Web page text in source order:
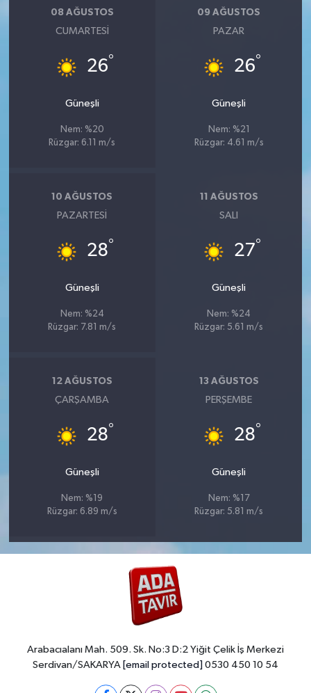
08 AĞUSTOS
CUMARTESI
26°
Güneşli
Nem: %20
Rüzgar: 6.11 m/s
09 AĞUSTOS
PAZAR
26°
Güneşli
Nem: %21
Rüzgar: 4.61 m/s
10 AĞUSTOS
PAZARTESI
28°
Güneşli
Nem: %24
Rüzgar: 7.81 m/s
11 AĞUSTOS
SALI
27°
Güneşli
Nem: %24
Rüzgar: 5.61 m/s
12 AĞUSTOS
ÇARŞAMBA
28°
Güneşli
Nem: %19
Rüzgar: 6.89 m/s
13 AĞUSTOS
PERŞEMBE
28°
Güneşli
Nem: %17
Rüzgar: 5.81 m/s
Arabacıalanı Mah. 509. Sk. No:3 D:2 Yiğit Çelik İş Merkezi
Serdivan/SAKARYA [email protected] 0530 450 10 54